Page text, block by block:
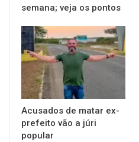
semana; veja os pontos
Acusados de matar ex-
prefeito vão a júri
popular